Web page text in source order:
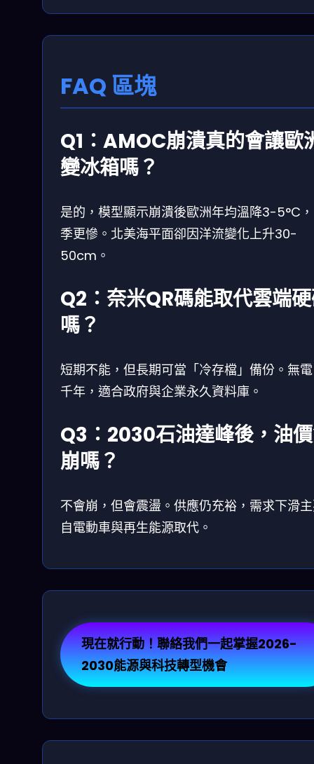
FAQ 區塊
Q1：AMOC崩潰真的會讓歐
變冰箱嗎？
是的，模型顯示崩潰後歐洲年均溫降3-5°C
季更慘。北美海平面卻因洋流變化上升30-
50cm。
Q2：奈米QR碼能取代雲端
嗎？
短期不能，但長期可當「冷存檔」備份。無
千年，適合政府與企業永久資料庫。
Q3：2030石油達峰後，油
崩嗎？
不會崩，但會震盪。供應仍充裕，需求下滑
自電動車與再生能源取代。
現在就行動！聯絡我們一起掌握2026-
2030能源與科技轉型機會